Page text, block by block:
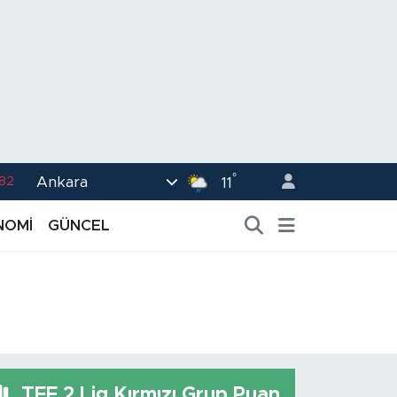
Ankara 11 °
GÜNCEL